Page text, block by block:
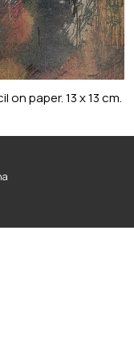
on paper. 13 x 13 cm.